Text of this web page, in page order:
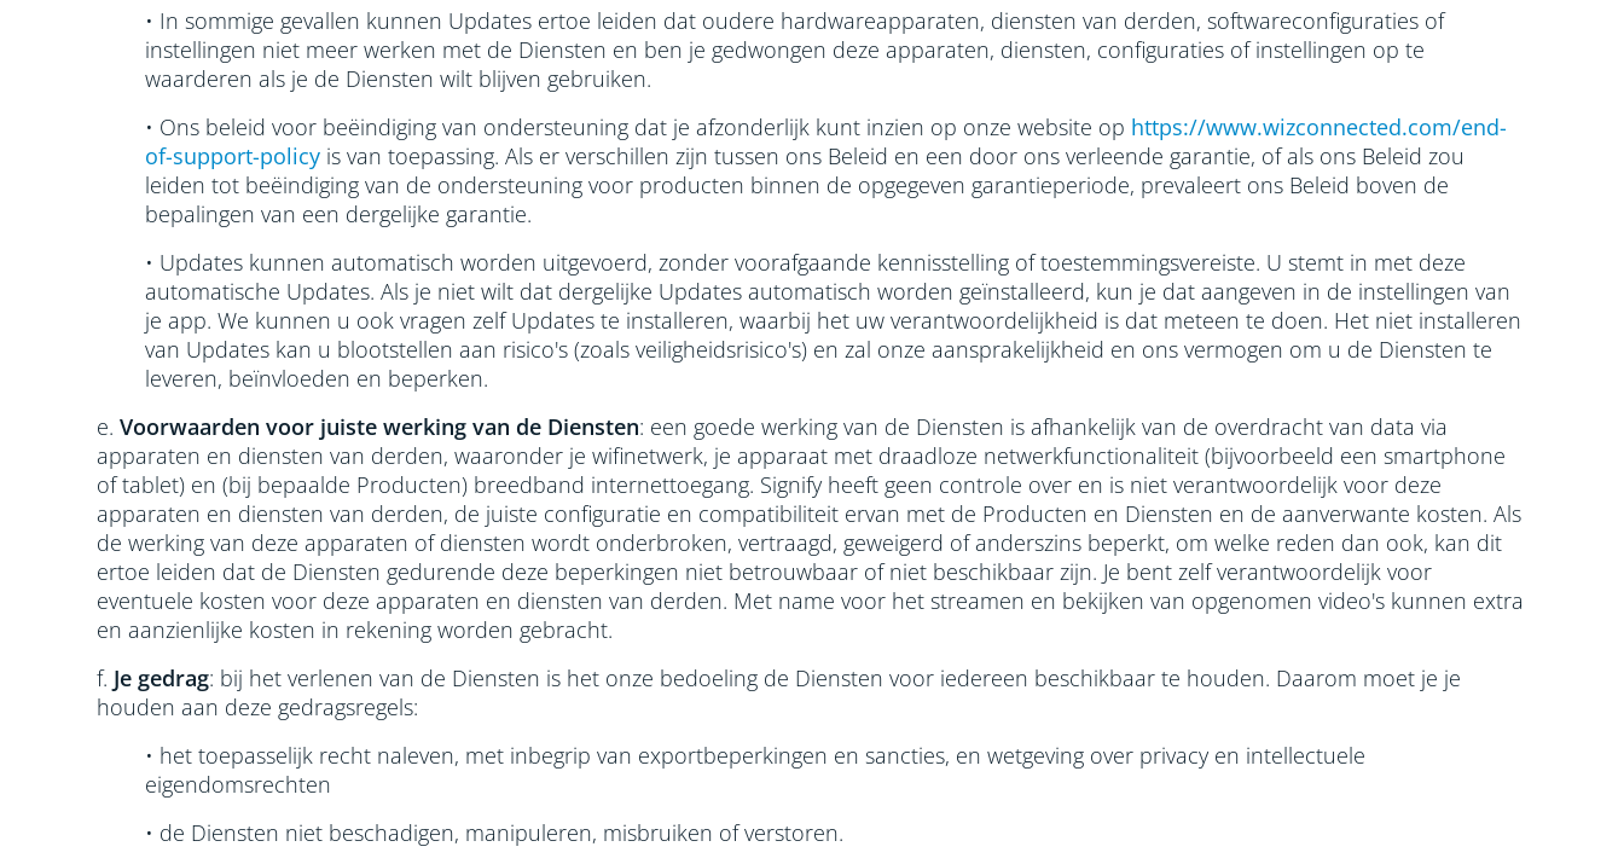
• In sommige gevallen kunnen Updates ertoe leiden dat oudere hardwareapparaten, diensten van derden, softwareconfiguraties of
instellingen niet meer werken met de Diensten en ben je gedwongen deze apparaten, diensten, configuraties of instellingen op te
waarderen als je de Diensten wilt blijven gebruiken.
• Ons beleid voor beëindiging van ondersteuning dat je afzonderlijk kunt inzien op onze website op https://www.wizconnected.com/end-
of-support-policy is van toepassing. Als er verschillen zijn tussen ons Beleid en een door ons verleende garantie, of als ons Beleid zou
leiden tot beëindiging van de ondersteuning voor producten binnen de opgegeven garantieperiode, prevaleert ons Beleid boven de
bepalingen van een dergelijke garantie.
• Updates kunnen automatisch worden uitgevoerd, zonder voorafgaande kennisstelling of toestemmingsvereiste. U stemt in met deze
automatische Updates. Als je niet wilt dat dergelijke Updates automatisch worden geïnstalleerd, kun je dat aangeven in de instellingen van
je app. We kunnen u ook vragen zelf Updates te installeren, waarbij het uw verantwoordelijkheid is dat meteen te doen. Het niet installeren
van Updates kan u blootstellen aan risico's (zoals veiligheidsrisico's) en zal onze aansprakelijkheid en ons vermogen om u de Diensten te
leveren, beïnvloeden en beperken.
e. Voorwaarden voor juiste werking van de Diensten: een goede werking van de Diensten is afhankelijk van de overdracht van data via
apparaten en diensten van derden, waaronder je wifinetwerk, je apparaat met draadloze netwerkfunctionaliteit (bijvoorbeeld een smartphone
of tablet) en (bij bepaalde Producten) breedband internettoegang. Signify heeft geen controle over en is niet verantwoordelijk voor deze
apparaten en diensten van derden, de juiste configuratie en compatibiliteit ervan met de Producten en Diensten en de aanverwante kosten. Als
de werking van deze apparaten of diensten wordt onderbroken, vertraagd, geweigerd of anderszins beperkt, om welke reden dan ook, kan dit
ertoe leiden dat de Diensten gedurende deze beperkingen niet betrouwbaar of niet beschikbaar zijn. Je bent zelf verantwoordelijk voor
eventuele kosten voor deze apparaten en diensten van derden. Met name voor het streamen en bekijken van opgenomen video's kunnen extra
en aanzienlijke kosten in rekening worden gebracht.
f. Je gedrag: bij het verlenen van de Diensten is het onze bedoeling de Diensten voor iedereen beschikbaar te houden. Daarom moet je je
houden aan deze gedragsregels:
• het toepasselijk recht naleven, met inbegrip van exportbeperkingen en sancties, en wetgeving over privacy en intellectuele
eigendomsrechten
• de Diensten niet beschadigen, manipuleren, misbruiken of verstoren.